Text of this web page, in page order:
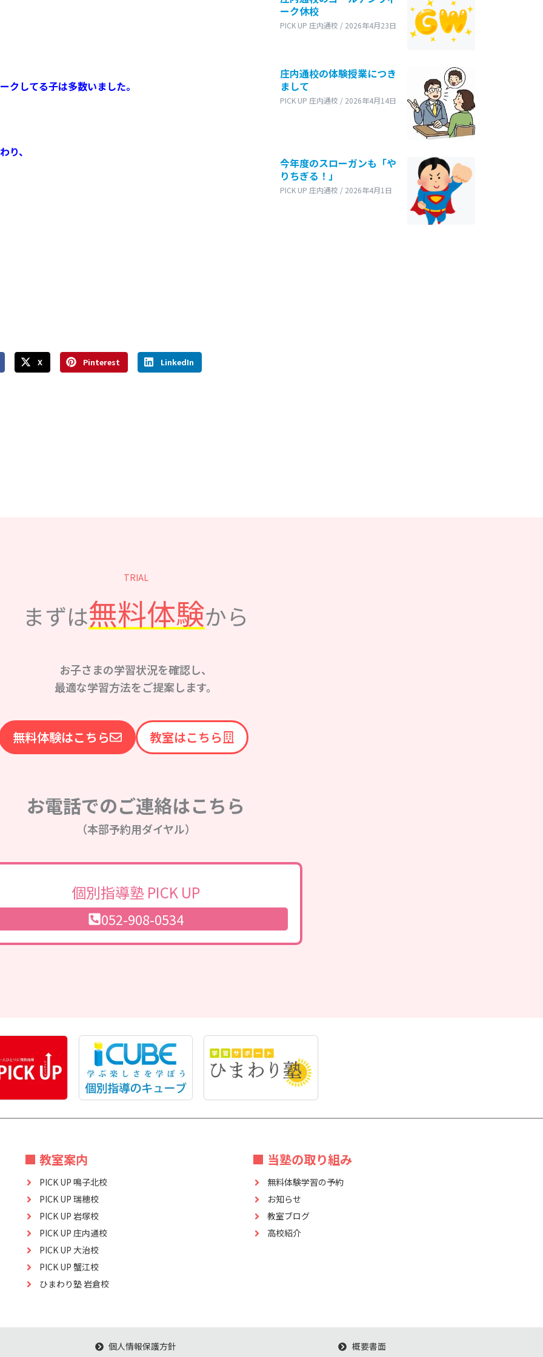
クしてる子は多数いました。
り、
X Pinterest LinkedIn
ーク休校
PICK UP 庄内通校 / 2026年4月23日
庄内通校の体験授業につき
まして
PICK UP 庄内通校 / 2026年4月14日
今年度のスローガンも「や
りちぎる！」
PICK UP 庄内通校 / 2026年4月1日
TRIAL
まずは無料体験から
お子さまの学習状況を確認し、
最適な学習方法をご提案します。
無料体験はこちら 教室はこちら
お電話でのご連絡はこちら
（本部予約用ダイヤル）
個別指導塾 PICK UP
052-908-0534
■ 教室案内
PICK UP 鳴子北校
PICK UP 瑞穂校
PICK UP 岩塚校
PICK UP 庄内通校
PICK UP 大治校
PICK UP 蟹江校
ひまわり塾 岩倉校
■ 当塾の取り組み
無料体験学習の予約
お知らせ
教室ブログ
高校紹介
個人情報保護方針 概要書面